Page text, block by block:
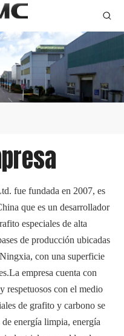
fue fundada en 2007, es
que es un desarrollador
especiales de alta
de producción ubicadas
con una superficie
empresa cuenta con
respetuosos con el medio
de grafito y carbono se
energía limpia, energía